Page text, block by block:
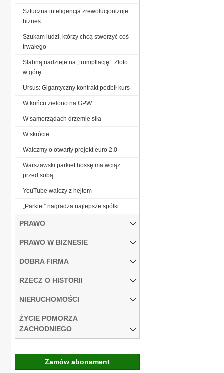
Sztuczna inteligencja zrewolucjonizuje
biznes
Szukam ludzi, którzy chcą stworzyć coś
trwałego
Słabną nadzieje na „trumpflację”. Złoto
w górę
Ursus: Gigantyczny kontrakt podbił kurs
W końcu zielono na GPW
W samorządach drzemie siła
W skrócie
Walczmy o otwarty projekt euro 2.0
Warszawski parkiet hossę ma wciąż
przed sobą
YouTube walczy z hejtem
„Parkiet” nagradza najlepsze spółki
PRAWO
PRAWO W BIZNESIE
DOBRA FIRMA
RZECZ O HISTORII
NIERUCHOMOŚCI
ŻYCIE POMORZA
ZACHODNIEGO
Zamów abonament